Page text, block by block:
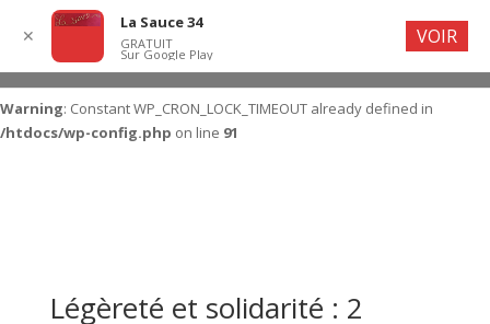
Warning : Constant WP_CRON_LOCK_TIMEOUT already defined in
/htdocs/wp-config.php on line 91
Légèreté et solidarité : 2
✕
La Sauce 34
GRATUIT
Sur Google Play
VOIR